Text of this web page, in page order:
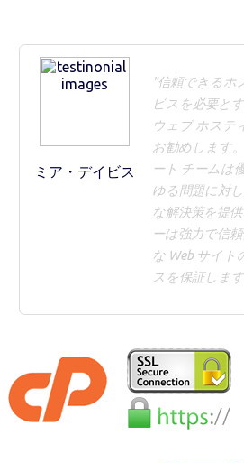
ミア・デイビス
"信頼できるホ
ビスを必要と
ウェブ ホステ
お勧めします
ート チームは
ゆる問題に対
な解決策を提
ーは強力で信
な Web サイト
スを保証しま